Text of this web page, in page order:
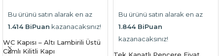
Bu ürünü satın alarak en az
1.414 BiPuan kazanacaksınız!
WC Kapısı – Altı Lambirili Üstü
Camlı Kilitli Kapı
Bu ürünü satın alarak en az
1.844 BiPuan
kazanacaksınız!